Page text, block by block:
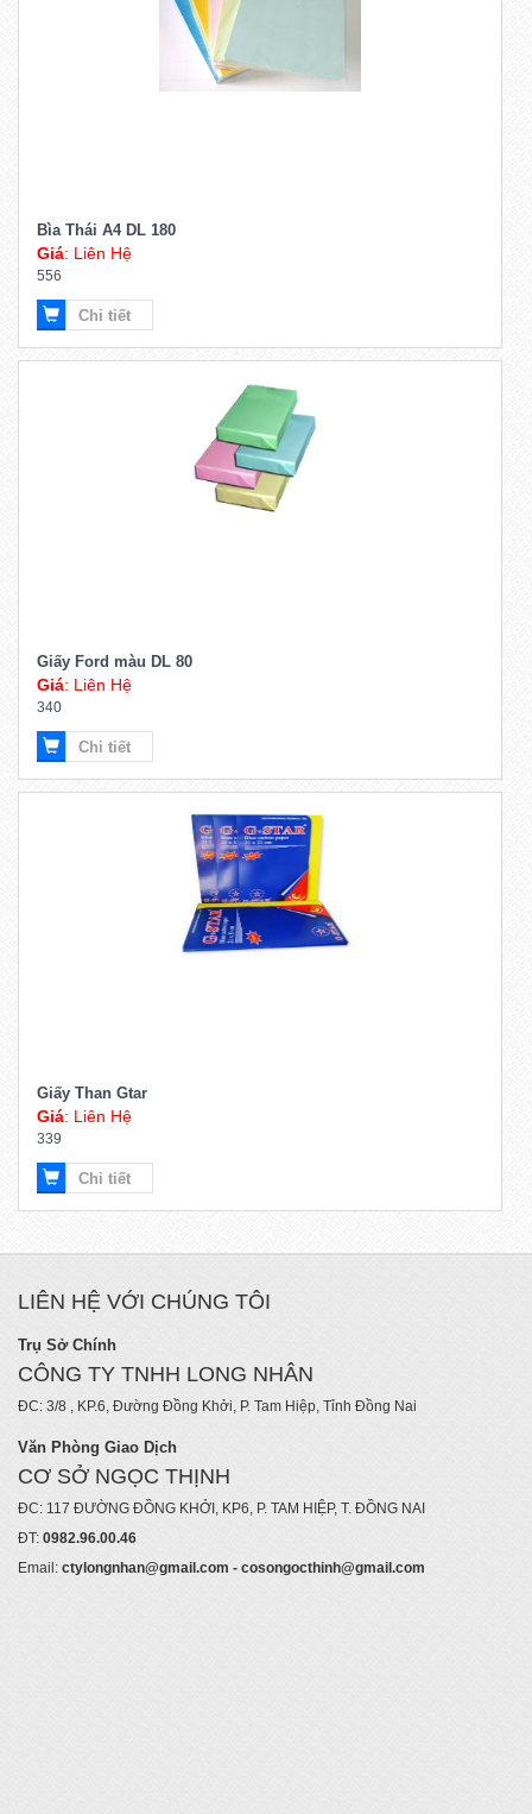
Bìa Thái A4 DL 180
Giá: Liên Hệ
556
Chi tiết
Giấy Ford màu DL 80
Giá: Liên Hệ
340
Chi tiết
Giấy Than Gtar
Giá: Liên Hệ
339
Chi tiết
LIÊN HỆ VỚI CHÚNG TÔI
Trụ Sở Chính
CÔNG TY TNHH LONG NHÂN
ĐC: 3/8 , KP.6, Đường Đồng Khởi, P. Tam Hiệp, Tỉnh Đồng Nai
Văn Phòng Giao Dịch
CƠ SỞ NGỌC THỊNH
ĐC: 117 ĐƯỜNG ĐỒNG KHỞI, KP6, P. TAM HIỆP, T. ĐỒNG NAI
ĐT: 0982.96.00.46
Email: ctylongnhan@gmail.com - cosongocthinh@gmail.com